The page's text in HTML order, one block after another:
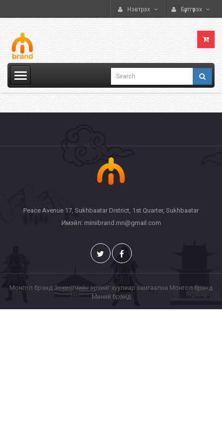
Нэвтрэх Бүртгүүлэх
Peace Avenue 17, Sukhbaatar District, 1st Quarter, Sukhbaatar
Имэйл: miniibrand.mn@gmail.com
Монгол брэнд Зохиогчийн эрхийг хуулиар хамгаална Монгол брэнд
Миний брэнд